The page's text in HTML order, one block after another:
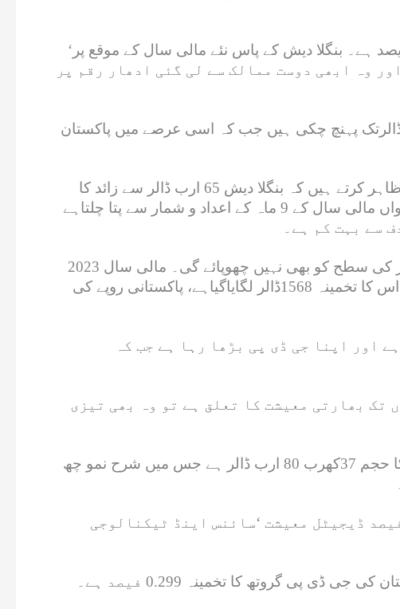
‘اس کے برعکس پاکستان کا گروتھ ریٹ کا ممکنہ ہدف ساڑھے 3فیصد جب کہ مہنگائی کا تخمینہ 21 فیصد ہے۔ بنگلا دیش کے پاس نئے مالی سال کے موقع پر
ذخائر 4 ارب ڈالر سے بھی نیچے ہیں اور وہ ابھی دوست ممالک سے لی گئی ادھار رقم پر
کے تقریباً 52 برس بعد مالی سال 22-2021 میں بنگلا دیش کی برآمدات 52 ارب ڈالرتک پہنچ چکی ہیں جب کہ اسی عرصے میں پاکستان
رواں مالی سال بنگلا دیش نے برآمدات کا ہدف 67 ارب ڈالر رکھا ہے اورحالیہ مالی اعداد و شمار ظاہر کرتے ہیں کہ بنگلا دیش 65 ارب ڈالر سے زائد کا
ہدف حاصل کرلے گاجب کہ مالی سال 2023 میں پاکستان کا برآمدات کا ہدف 38 ارب ڈالر تھا، رواں مالی سال کے 9 ماہ کے اعداد و شمار سے پتا چلتاہے
اکتوبر 2022 سے اب تک پاکستانی برآمدات میں کمی کا سلسلہ جاری ہے اور توقع ہے کہ یہ 30ارب ڈالر کی سطح کو بھی نہیں چھوپائے گی۔ مالی سال 2023
کے دوران بنگلا دیش میں فی کس آمدنی تقریباً 2675 ڈالر رہی جب کہ اسی عرصے کیلئے پاکستان میں اس کا تخمینہ 1568ڈالر لگایاگیاہے، پاکستانی روپے کی
اور اپنا جی ڈی پی بڑھا رہا ہے جب کہ
تک بھارتی معیشت کا تعلق ہے تو وہ بھی تیزی
اعداد و شمار دیکھے جائیں تو پاکستانی معیشت کا بھارت سے بھی کوئی موازنہ نہیں، بھارتی معیشت کا حجم 37کھرب 80 ارب ڈالر ہے جس میں شرح نمو چھ
مشرقی پاکستان نے اپنا بجٹ ’اسمارٹ بنگلا دیش ‘ کی تھیم کے تحت پیش کیاہے جس میں 100فیصد ڈیجیٹل معیشت ‘سائنس اینڈ ٹیکنالوجی